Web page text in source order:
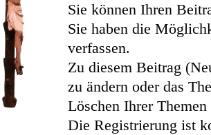
Sie können Ihren
Sie haben die
verfassen.
Zu diesem Beitrag
zu ändern oder das
Löschen Ihrer
Die Registrierung ist